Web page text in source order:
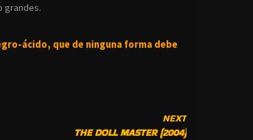
grandes.
ácido, que de ninguna forma debe
NEXT
THE DOLL MASTER (2004)